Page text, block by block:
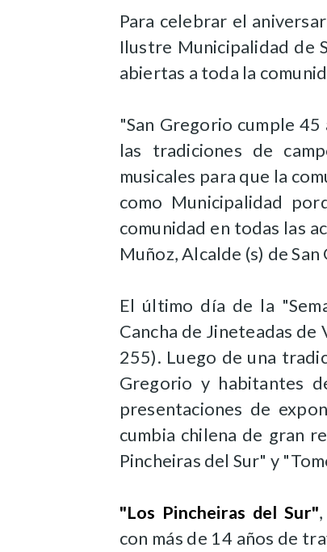
Para celebrar el
Ilustre Municipalidad de
abiertas a toda la
"San Gregorio cumple
las tradiciones de
musicales para que la
como Municipalidad
comunidad en todas las
Muñoz, Alcalde (s) de
El último día de la
Cancha de Jineteadas
255). Luego de una
Gregorio y habitantes
presentaciones de
cumbia chilena de gran
Pincheiras del Sur" y
"Los Pincheiras del Sur"
con más de 14 años de